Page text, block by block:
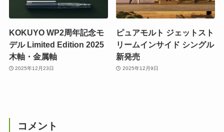
KOKUYO WP2周年記念モ
デル Limited Edition 2025
木軸・金属軸
2025年12月23日
ピュアモルト ジェットスト
リームインサイド シングル
新発売
2025年12月9日
コメント